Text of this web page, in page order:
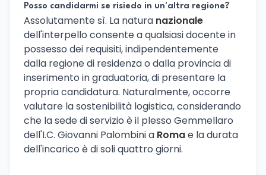
Posso candidarmi se risiedo in un'altra regione?
Assolutamente sì. La natura nazionale
dell'interpello consente a qualsiasi docente in
possesso dei requisiti, indipendentemente
dalla regione di residenza o dalla provincia di
inserimento in graduatoria, di presentare la
propria candidatura. Naturalmente, occorre
valutare la sostenibilità logistica, considerando
che la sede di servizio è il plesso Gemmellaro
dell'I.C. Giovanni Palombini a Romae la durata
dell'incarico è di soli quattro giorni.